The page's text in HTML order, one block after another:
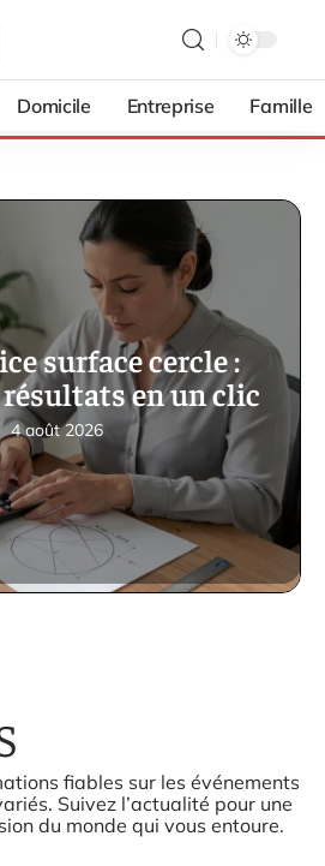
Domicile Entreprise Famille
surface cercle :
en un clic
4 août 2026
fiables sur les événements
Suivez l’actualité pour une
du monde qui vous entoure.